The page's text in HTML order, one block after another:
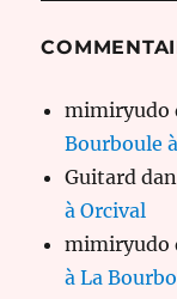
mimiryudo
Bourboule
Guitard
à Orcival
mimiryudo
à La